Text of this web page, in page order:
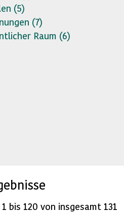
(5)
(7)
Raum (6)
bis 120 von insgesamt 131